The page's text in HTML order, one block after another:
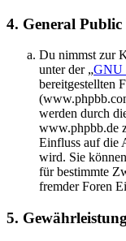
4. General Public
Du nimmst zur
unter der „GNU
bereitgestellten
werden durch
www.phpbb.de
Einfluss auf die
wird. Sie
für bestimmte
fremder Foren
5. Gewährleistung